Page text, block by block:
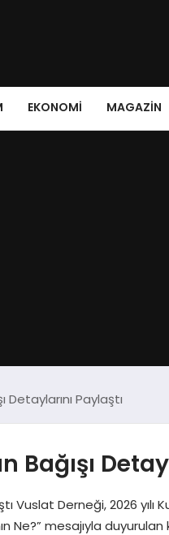
EKONOMI MAGAZIN
Detaylarını Paylaştı
Vuslat Derneği, 2026
Ne?” mesajıyla